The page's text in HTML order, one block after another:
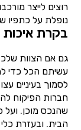
רוצים לייצר
נופלת על כתפיו
בקרת איכות
גם אם הצוות
עשיתם הכל כדי
לסמוך בעיניים
חברות הפיקוח
שהנכס מוכן. ועל
הבית. ובעזרת